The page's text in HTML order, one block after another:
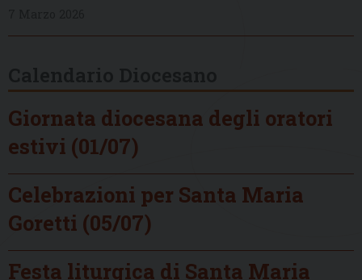
Giornata diocesana degli oratori
estivi (01/07)
Celebrazioni per Santa Maria
Goretti (05/07)
Festa liturgica di Santa Maria